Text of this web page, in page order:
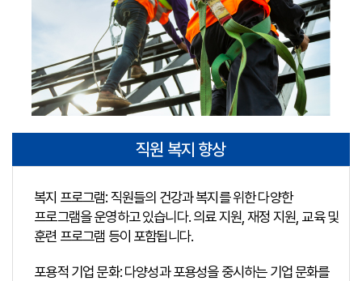
직원 복지 향상
복지 프로그램: 직원들의 건강과 복지를 위한 다양한
프로그램을 운영하고 있습니다. 의료 지원, 재정 지원, 교육 및
훈련 프로그램 등이 포함됩니다.
포용적 기업 문화: 다양성과 포용성을 중시하는 기업 문화를